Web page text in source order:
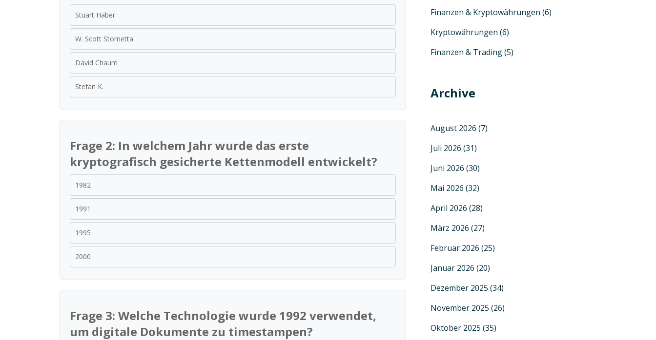
Stuart Haber
W. Scott Stornetta
David Chaum
Stefan K.
Frage 2: In welchem Jahr wurde das erste
kryptografisch gesicherte Kettenmodell entwickelt?
1982
1991
1995
2000
Frage 3: Welche Technologie wurde 1992 verwendet,
um digitale Dokumente zu timestampen?
Finanzen & Kryptowährungen (6)
Kryptowährungen (6)
Finanzen & Trading(5)
Archive
August 2026 (7)
Juli 2026 (31)
Juni 2026 (30)
Mai 2026 (32)
April 2026 (28)
März 2026 (27)
Februar 2026 (25)
Januar 2026 (20)
Dezember 2025 (34)
November 2025 (26)
Oktober 2025 (35)